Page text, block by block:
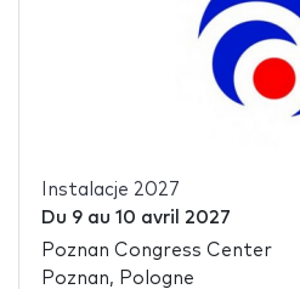
Instalacje 2027
Du 9au 10 avril 2027
Poznan Congress Center
Poznan, Pologne